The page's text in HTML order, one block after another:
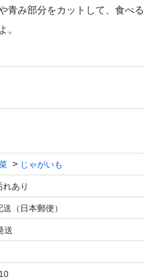
青み部分をカットして、食べる
。
係ない段ボールに詰めて発送し
願いします。
いためご了承下さい。
じゃがいも
あり
（日本郵便）
送